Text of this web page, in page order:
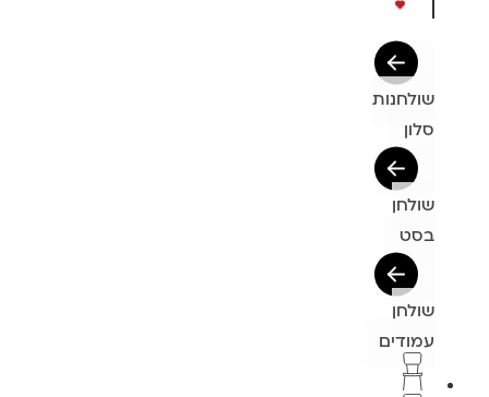
שולחנות
סלון
שולחן
בסט
שולחן
עמודים